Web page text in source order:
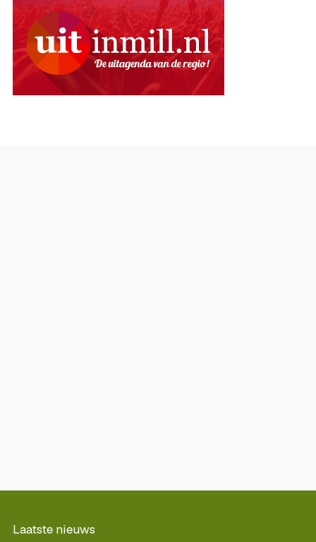
Laatste nieuws